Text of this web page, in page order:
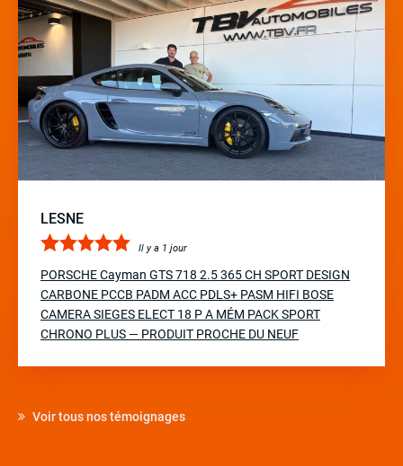
LESNE
Il y a 1 jour
PORSCHE Cayman GTS 718 2.5 365 CH SPORT DESIGN
CARBONE PCCB PADM ACC PDLS+ PASM HIFI BOSE
CAMERA SIEGES ELECT 18 P A MÉM PACK SPORT
CHRONO PLUS — PRODUIT PROCHE DU NEUF
Voir tous nos témoignages